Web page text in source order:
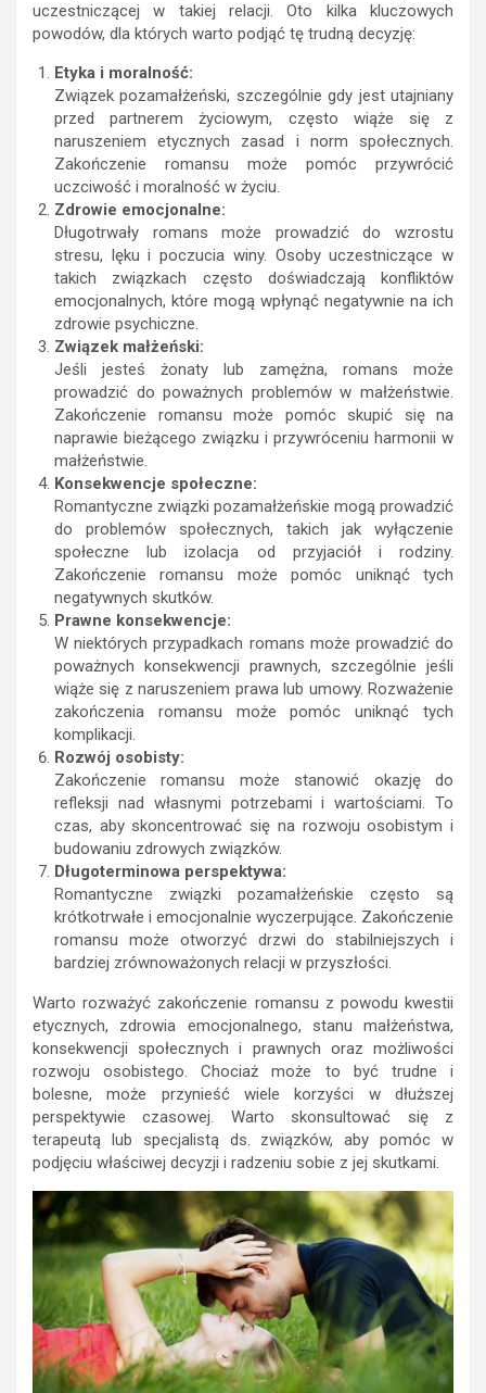
uczestniczącej w takiej relacji. Oto kilka kluczowych
powodów, dla których warto podjąć tę trudną decyzję:
Etyka i moralność:
Związek pozamałżeński, szczególnie gdy jest utajniany
przed partnerem życiowym, często wiąże się z
naruszeniem etycznych zasad i norm społecznych.
Zakończenie romansu może pomóc przywrócić
uczciwość i moralność w życiu.
Zdrowie emocjonalne:
Długotrwały romans może prowadzić do wzrostu
stresu, lęku i poczucia winy. Osoby uczestniczące w
takich związkach często doświadczają konfliktów
emocjonalnych, które mogą wpłynąć negatywnie na ich
zdrowie psychiczne.
Związek małżeński:
Jeśli jesteś żonaty lub zamężna, romans może
prowadzić do poważnych problemów w małżeństwie.
Zakończenie romansu może pomóc skupić się na
naprawie bieżącego związku i przywróceniu harmonii w
małżeństwie.
Konsekwencje społeczne:
Romantyczne związki pozamałżeńskie mogą prowadzić
do problemów społecznych, takich jak wyłączenie
społeczne lub izolacja od przyjaciół i rodziny.
Zakończenie romansu może pomóc uniknąć tych
negatywnych skutków.
Prawne konsekwencje:
W niektórych przypadkach romans może prowadzić do
poważnych konsekwencji prawnych, szczególnie jeśli
wiąże się z naruszeniem prawa lub umowy. Rozważenie
zakończenia romansu może pomóc uniknąć tych
komplikacji.
Rozwój osobisty:
Zakończenie romansu może stanowić okazję do
refleksji nad własnymi potrzebami i wartościami. To
czas, aby skoncentrować się na rozwoju osobistym i
budowaniu zdrowych związków.
Długoterminowa perspektywa:
Romantyczne związki pozamałżeńskie często są
krótkotrwałe i emocjonalnie wyczerpujące. Zakończenie
romansu może otworzyć drzwi do stabilniejszych i
bardziej zrównoważonych relacji w przyszłości.
Warto rozważyć zakończenie romansu z powodu kwestii
etycznych, zdrowia emocjonalnego, stanu małżeństwa,
konsekwencji społecznych i prawnych oraz możliwości
rozwoju osobistego. Chociaż może to być trudne i
bolesne, może przynieść wiele korzyści w dłuższej
perspektywie czasowej. Warto skonsultować się z
terapeutą lub specjalistą ds. związków, aby pomóc w
podjęciu właściwej decyzji i radzeniu sobie z jej skutkami.